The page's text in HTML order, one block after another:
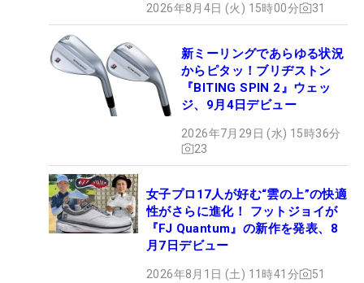
2026年8月4日 (火) 15時00分 31
新ミーリングであらゆる状況
からピタッ！ブリヂストン
『BITING SPIN 2』ウェッ
ジ、9月4日デビュー
2026年7月29日 (水) 15時36分
23
女子プロ17人が好む“雲の上”の快適
性がさらに進化！ フットジョイが
『FJ Quantum』の新作を発表、8
月7日デビュー
2026年8月1日 (土) 11時41分 51